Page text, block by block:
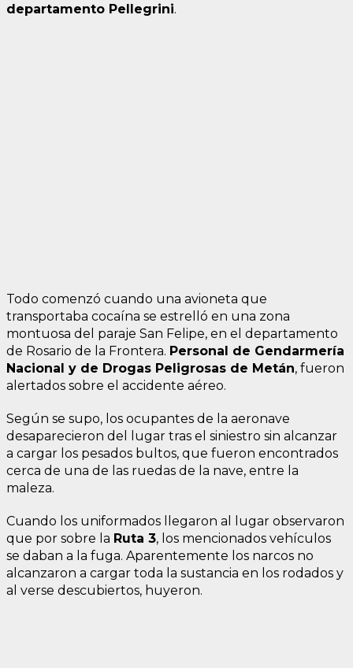
departamento Pellegrini.
Todo comenzó cuando una avioneta que
transportaba cocaína se estrelló en una zona
montuosa del paraje San Felipe, en el departamento
de Rosario de la Frontera. Personal de Gendarmería
Nacional y de Drogas Peligrosas de Metán, fueron
alertados sobre el accidente aéreo.
Según se supo, los ocupantes de la aeronave
desaparecieron del lugar tras el siniestro sin alcanzar
a cargar los pesados bultos, que fueron encontrados
cerca de una de las ruedas de la nave, entre la
maleza.
Cuando los uniformados llegaron al lugar observaron
que por sobre la Ruta 3, los mencionados vehículos
se daban a la fuga. Aparentemente los narcos no
alcanzaron a cargar toda la sustancia en los rodados y
al verse descubiertos, huyeron.